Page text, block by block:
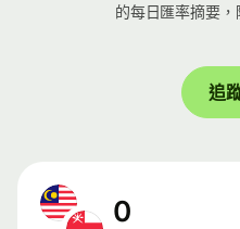
的每日匯率摘要，
追
0